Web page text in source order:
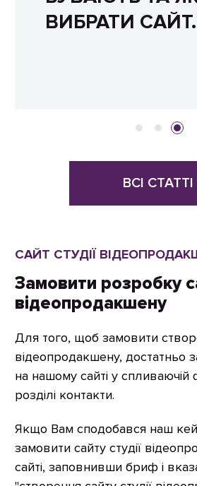
САЙТ СТУДІЇ
Замовити розробку
відеопродакшену
Для того, щоб замовити
відеопродакшену, достатньо
на нашому сайті у спливаючій
розділі контакти.
Якщо Вам сподобався наш
замовити сайту студії
сайті, заповнивши бриф і
ВИБРАТИ САЙТ.
ВСІ СТАТТІ